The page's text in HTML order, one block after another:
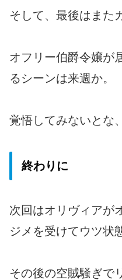
そして、最後はまた
オフリー伯爵令嬢が
るシーンは来週か。
覚悟してみないとな
終わりに
次回はオリヴィアが
ジメを受けてウツ状
その後の空賊騒ぎで